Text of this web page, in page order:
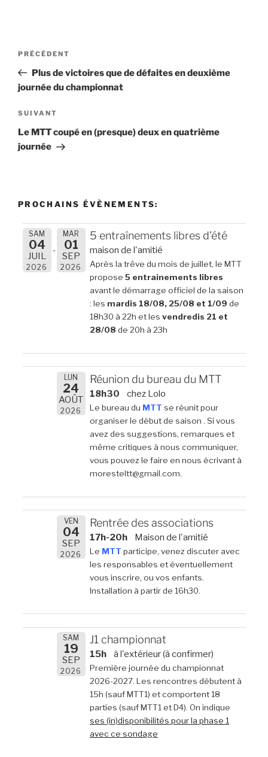
Navigation
l’article
Article
précédent
PRÉCÉDENT
Plus de victoires que de défaites en deuxième
journée du championnat
Article
suivant
SUIVANT
Le MTT coupé en (presque) deux en quatrième
journée
PROCHAINS ÉVÈNEMENTS:
SAM
04
JUIL
2026
MAR
01
SEP
2026
5 entraînements libres d'été
maison de l'amitié
Après la trêve du mois de juillet, le MTT
propose 5 entrainements libres
avant le démarrage officiel de la saison
: les mardis 18/08, 25/08 et 1/09 de
18h30 à 22h et les vendredis 21 et
28/08 de 20h à 23h
LUN
24
AOÛT
2026
Réunion du bureau du MTT
18h30 chez Lolo
Le bureau du MTT se réunit pour
organiser le début de saison . Si vous
avez des suggestions, remarques et
même critiques à nous communiquer,
vous pouvez le faire en nous écrivant à
moresteltt@gmail.com.
VEN
04
SEP
2026
Rentrée des associations
17h-20h Maison de l'amitié
Le MTT participe, venez discuter avec
les responsables et éventuellement
vous inscrire, ou vos enfants.
Installation à partir de 16h30.
SAM
19
SEP
2026
J1 championnat
15h à l'extérieur (à confirmer)
Première journée du championnat
2026-2027. Les rencontres débutent à
15h (sauf MTT1) et comportent 18
parties (sauf MTT1 et D4). On indique
ses (in)disponibilités pour la phase 1
avec ce sondage